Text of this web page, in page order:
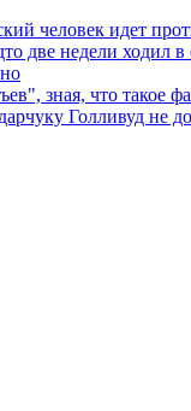
человек идет
две недели ходил в
зная, что такое
Голливуд не